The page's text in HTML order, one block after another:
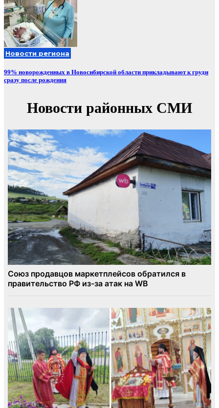
Новости региона
99% новорожденных в Новосибирской области прикладывают к груди
сразу после рождения